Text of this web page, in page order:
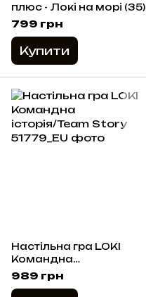
плюс - Локі на морі (35)
799 грн
Купити
Настільна гра LOKI
Командна
історія/Team Story
989 грн